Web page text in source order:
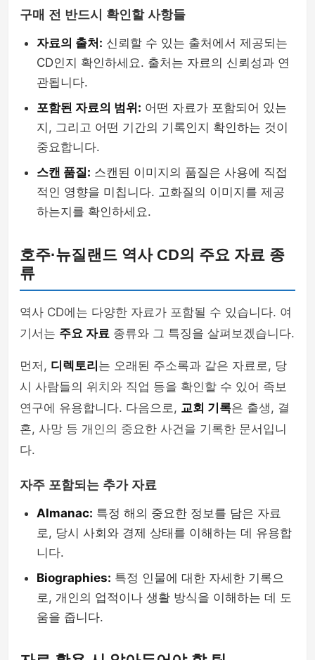
구매 전 반드시 확인할 사항들
자료의 출처: 신뢰할 수 있는 출처에서 제공되는
CD인지 확인하세요. 출처는 자료의 신뢰성과 연
관됩니다.
포함된 자료의 범위: 어떤 자료가 포함되어 있는
지, 그리고 어떤 기간의 기록인지 확인하는 것이
중요합니다.
스캔 품질: 스캔된 이미지의 품질은 사용에 직접
적인 영향을 미칩니다. 고화질의 이미지를 제공
하는지를 확인하세요.
호주·뉴질랜드 역사 CD의 주요 자료 종
류
역사 CD에는 다양한 자료가 포함될 수 있습니다. 여
기서는 주요 자료 종류와 그 특징을 살펴보겠습니다.
먼저, 디렉토리 는 오래된 주소록과 같은 자료로, 당
시 사람들의 위치와 직업 등을 확인할 수 있어 족보
연구에 유용합니다. 다음으로, 교회 기록은 출생, 결
혼, 사망 등 개인의 중요한 사건을 기록한 문서입니
다.
자주 포함되는 추가 자료
Almanac: 특정 해의 중요한 정보를 담은 자료
로, 당시 사회와 경제 상태를 이해하는 데 유용합
니다.
Biographies: 특정 인물에 대한 자세한 기록으
로, 개인의 업적이나 생활 방식을 이해하는 데 도
움을 줍니다.